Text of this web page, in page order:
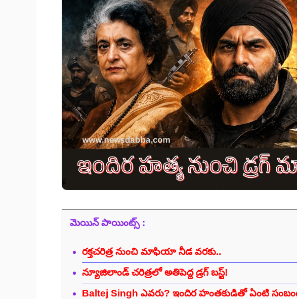
మెయిన్ పాయింట్స్ :
రక్తచరిత్ర నుంచి మాఫియా నీడ వరకు..
న్యూజిలాండ్ చరిత్రలో అతిపెద్ద డ్రగ్ బస్ట్!
Baltej Singh ఎవరు? ఇందిర హంతకుడితో ఏంటి